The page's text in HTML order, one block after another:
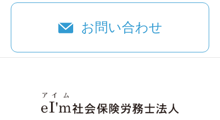
お問い合わせ